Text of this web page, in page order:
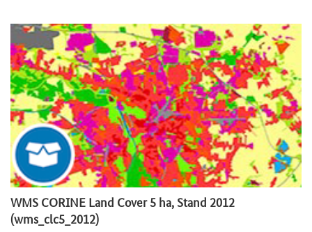
WMS CORINE Land Cover 5 ha, Stand 2012
(wms_clc5_2012)